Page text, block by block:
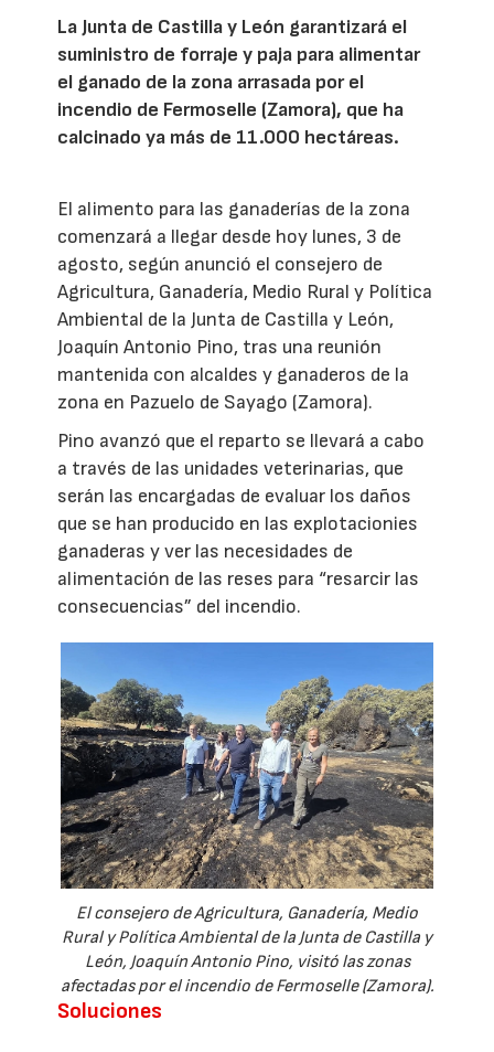
La Junta de Castilla y León garantizará el
suministro de forraje y paja para alimentar
el ganado de la zona arrasada por el
incendio de Fermoselle (Zamora), que ha
calcinado ya más de 11.000 hectáreas.
El alimento para las ganaderías de la zona
comenzará a llegar desde hoy lunes, 3 de
agosto, según anunció el consejero de
Agricultura, Ganadería, Medio Rural y Política
Ambiental de la Junta de Castilla y León,
Joaquín Antonio Pino, tras una reunión
mantenida con alcaldes y ganaderos de la
zona en Pazuelo de Sayago (Zamora).
Pino avanzó que el reparto se llevará a cabo
a través de las unidades veterinarias, que
serán las encargadas de evaluar los daños
que se han producido en las explotacionies
ganaderas y ver las necesidades de
alimentación de las reses para “resarcir las
consecuencias” del incendio.
El consejero de Agricultura, Ganadería, Medio
Rural y Política Ambiental de la Junta de Castilla y
León, Joaquín Antonio Pino, visitó las zonas
afectadas por el incendio de Fermoselle (Zamora).
Soluciones